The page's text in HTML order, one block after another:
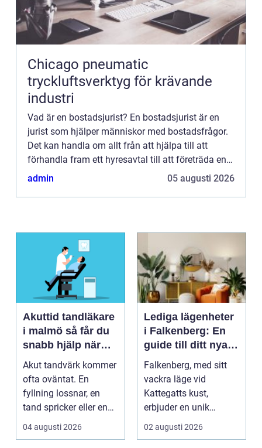
Chicago pneumatic
tryckluftsverktyg för krävande
industri
Vad är en bostadsjurist? En bostadsjurist är en
jurist som hjälper människor med bostadsfrågor.
Det kan handla om allt från att hjälpa till att
förhandla fram ett hyresavtal till att företräda en
person i domstol om denne står inför en vräkning.
admin 05 augusti 2026
Akuttid tandläkare
i malmö så får du
snabb hjälp när
tanden gör ont
Akut tandvärk kommer
ofta oväntat. En
fyllning lossnar, en
tand spricker eller en
visdomstand svulln...
04 augusti 2026
Lediga lägenheter
i Falkenberg: En
guide till ditt nya
hem
Falkenberg, med sitt
vackra läge vid
Kattegatts kust,
erbjuder en unik
livsupplevelse för ...
02 augusti 2026